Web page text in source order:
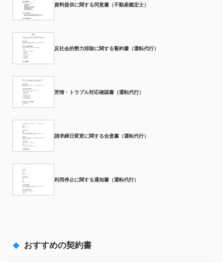
資料提供に関する同意書（不動産鑑定士）
反社会的勢力排除に関する誓約書（運転代行）
苦情・トラブル対応確認書（運転代行）
請求締日変更に関する合意書（運転代行）
利用停止に関する通知書（運転代行）
おすすめの契約書